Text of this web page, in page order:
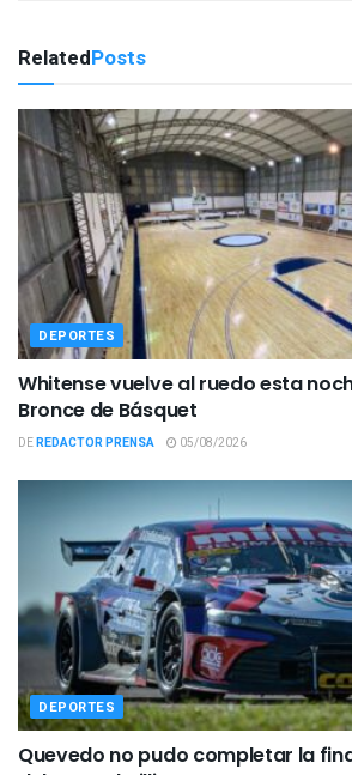
RelatedPosts
DEPORTES
Whitense vuelve al ruedo esta
Bronce de Básquet
DEREDACTOR PRENSA 05/08/2026
DEPORTES
Quevedo no pudo completar la